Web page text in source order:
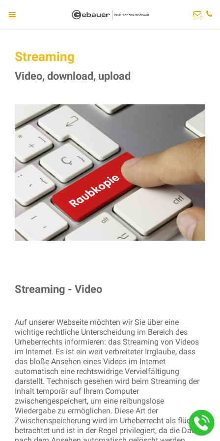
Streaming
Video, download, upload
Streaming - Video
Auf unserer Webseite möchten wir Sie über eine
wichtige rechtliche Unterscheidung im Bereich des
Urheberrechts informieren: das Streaming von Videos
im Internet. Es ist ein weit verbreiteter Irrglaube, dass
das bloße Ansehen eines Videos im Internet
automatisch eine rechtswidrige Vervielfältigung
darstellt. Technisch gesehen wird beim Streaming der
Inhalt temporär auf Ihrem Computer
zwischengespeichert, um eine reibungslose
Wiedergabe zu ermöglichen. Diese Art der
Zwischenspeicherung wird im Urheberrecht als flüchtig
betrachtet und ist in der Regel privilegiert, da die Daten